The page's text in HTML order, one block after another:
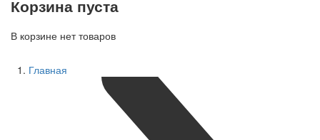
Корзина пуста
В корзине нет товаров
Главная